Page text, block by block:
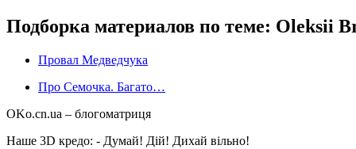
Подборка материалов по теме: Oleksii
Провал Медведчука
Про Семочка. Багато…
OKo.cn.ua – блогоматриця
Наше 3D кредо: - Думай! Дій! Дихай вільно!